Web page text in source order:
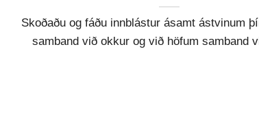
Skoðaðu og fáðu innblástur ásamt ástvinum
samband við okkur og við höfum samband